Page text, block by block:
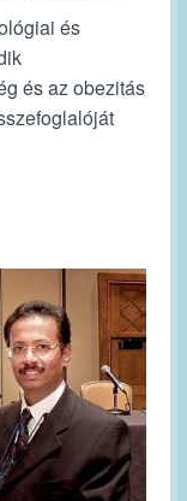
és
és az obezitás